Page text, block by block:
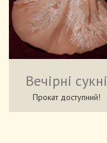
Вечірні сукні
Прокат доступний!